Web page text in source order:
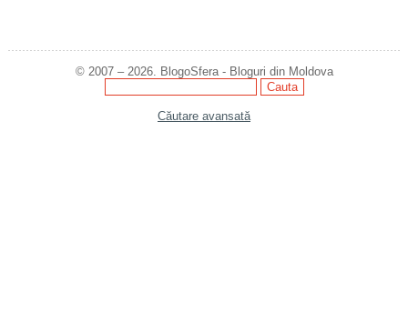
© 2007 – 2026. BlogoSfera - Bloguri din Moldova
Căutare avansată